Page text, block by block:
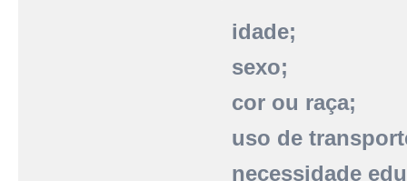
idade;
sexo;
cor ou raça;
uso de
necessidade